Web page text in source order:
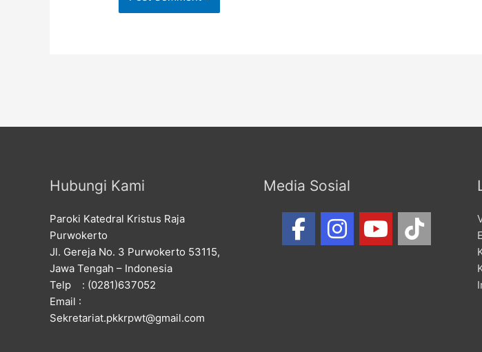
Hubungi Kami
Paroki Katedral Kristus Raja
Purwokerto
Jl. Gereja No. 3 Purwokerto 53115,
Jawa Tengah – Indonesia
Telp : (0281)637052
Email :
Sekretariat.pkkrpwt@gmail.com
Media Sosial